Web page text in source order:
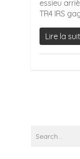
essieu
TR4 IRS
Lire la